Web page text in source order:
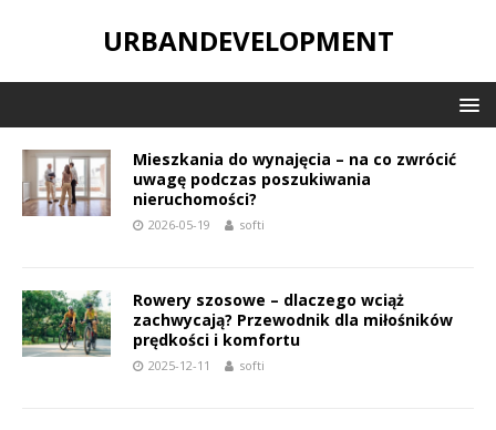
URBANDEVELOPMENT
Mieszkania do wynajęcia – na co zwrócić
uwagę podczas poszukiwania
nieruchomości?
2026-05-19 softi
Rowery szosowe – dlaczego wciąż
zachwycają? Przewodnik dla miłośników
prędkości i komfortu
2025-12-11 softi